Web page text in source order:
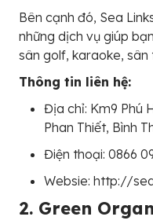
Bên cạnh đó, Sea
những dịch vụ giúp
sân golf, karaoke, sân
Thông tin liên hệ:
Địa chỉ: Km9 Phú
Phan Thiết, Bình
Điện thoại: 0866
Websie: http://
2. Green